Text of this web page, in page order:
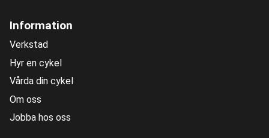
Information
Verkstad
Hyr en cykel
Vårda din cykel
Om oss
Jobba hos oss